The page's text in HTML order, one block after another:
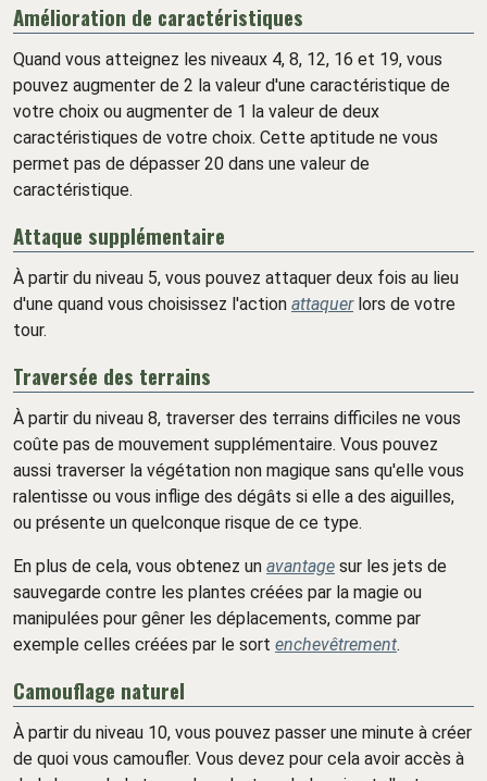
Amélioration de caractéristiques
Quand vous atteignez les niveaux 4, 8, 12, 16 et 19, vous
pouvez augmenter de 2 la valeur d'une caractéristique de
votre choix ou augmenter de 1 la valeur de deux
caractéristiques de votre choix. Cette aptitude ne vous
permet pas de dépasser 20 dans une valeur de
caractéristique.
Attaque supplémentaire
À partir du niveau 5, vous pouvez attaquer deux fois au lieu
d'une quand vous choisissez l'action attaquerlors de votre
tour.
Traversée des terrains
À partir du niveau 8, traverser des terrains difficiles ne vous
coûte pas de mouvement supplémentaire. Vous pouvez
aussi traverser la végétation non magique sans qu'elle vous
ralentisse ou vous inflige des dégâts si elle a des aiguilles,
ou présente un quelconque risque de ce type.
En plus de cela, vous obtenez un avantage sur les jets de
sauvegarde contre les plantes créées par la magie ou
manipulées pour gêner les déplacements, comme par
exemple celles créées par le sort enchevêtrement.
Camouflage naturel
À partir du niveau 10, vous pouvez passer une minute à créer
de quoi vous camoufler. Vous devez pour cela avoir accès à